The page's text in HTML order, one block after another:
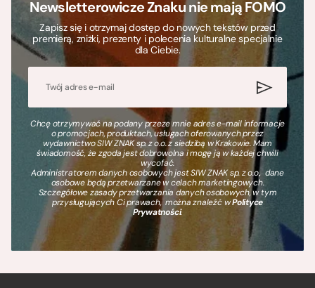
Newsletterowicze Znaku nie mają FOMO
Zapisz się i otrzymaj dostęp do nowych tekstów przed
premierą, zniżki, prezenty i polecenia kulturalne specjalnie
dla Ciebie.
Chcę otrzymywać na podany przeze mnie adres e-mail informacje
o promocjach, produktach, usługach oferowanych przez
wydawnictwo SIW ZNAK sp. z o.o. z siedzibą w Krakowie. Mam
świadomość, że zgoda jest dobrowolna i mogę ją w każdej chwili
wycofać.
Administratorem danych osobowych jest SIW ZNAK sp. z o.o., dane
osobowe będą przetwarzane w celach marketingowych.
Szczegółowe zasady przetwarzania danych osobowych, w tym
przysługujących Ci prawach, można znaleźć wPolityce
Prywatności.